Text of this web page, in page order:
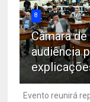
8
Câmara
audiência
Evento reunirá